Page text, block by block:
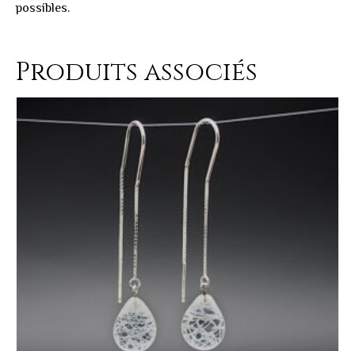
possibles.
Produits associés